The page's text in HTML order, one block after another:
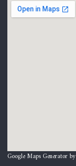
Google Maps Generator by